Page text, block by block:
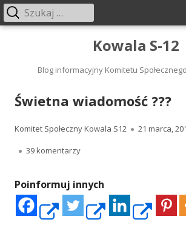
Kowala S-12
Blog informacyjny Komitetu
Menu
Szukaj:
Świetna wiadomość ???
Autor
Komitet Społeczny Kowala S12
21 marca,
39 komentarzydo Świetna wiadomość ???
Poinformuj innych
StronaStrona